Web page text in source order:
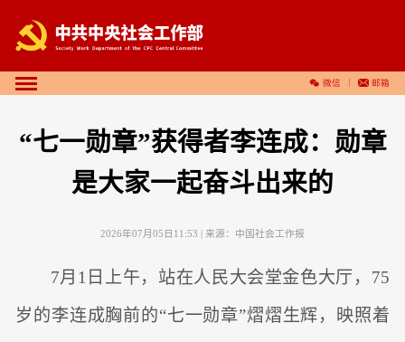
微信 邮箱
“七一勋章”获得者李连成：勋章
是大家一起奋斗出来的
2026年07月05日11:53 | 来源： 中国社会工作报
7月1日上午，站在人民大会堂金色大厅，75
岁的李连成胸前的“七一勋章”熠熠生辉，映照着